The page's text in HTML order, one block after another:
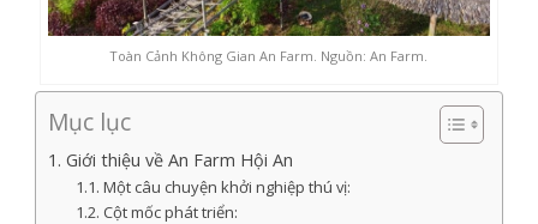
Toàn Cảnh Không Gian An Farm. Nguồn: An Farm.
Mục lục
1. Giới thiệu về An Farm Hội An
1.1. Một câu chuyện khởi nghiệp thú vị:
1.2. Cột mốc phát triển: